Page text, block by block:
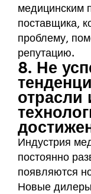
медицинским
поставщика,
проблему,
репутацию.
8. Не
отрасли
Индустрия
постоянно
появляются
Новые